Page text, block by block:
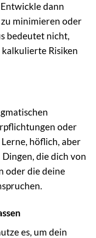
dann
minimieren oder
bedeutet nicht,
Risiken
oder
höflich, aber
Dingen, die dich von
oder die deine
es, um dein